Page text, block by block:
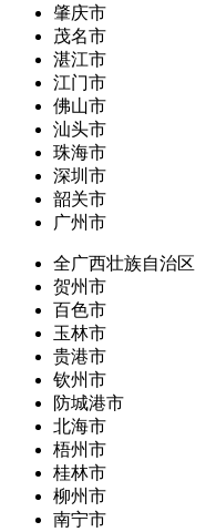
肇庆市
茂名市
湛江市
江门市
佛山市
汕头市
珠海市
深圳市
韶关市
广州市
全广西壮族自治区
贺州市
百色市
玉林市
贵港市
钦州市
防城港市
北海市
梧州市
桂林市
柳州市
南宁市